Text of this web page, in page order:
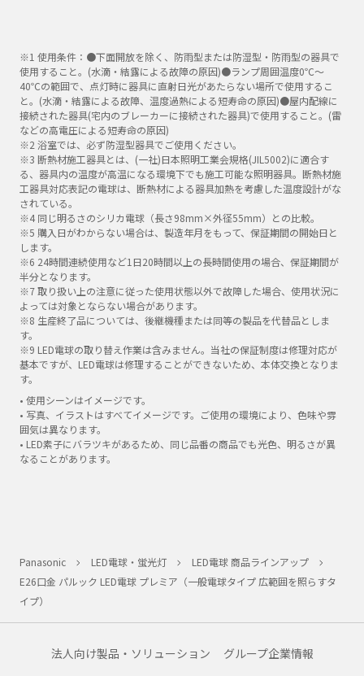
※1 使用条件：●下面開放を除く、防雨型または防湿型・防雨型の器具で
使用すること。(水滴・結露による故障の原因)●ランプ周囲温度0℃～
40℃の範囲で、点灯時に器具に直射日光があたらない場所で使用するこ
と。(水滴・結露による故障、温度過熱による短寿命の原因)●屋内配線に
接続された器具(宅内のブレーカーに接続された器具)で使用すること。(雷
などの高電圧による短寿命の原因)
※2 浴室では、必ず防湿型器具でご使用ください。
※3 断熱材施工器具とは、(一社)日本照明工業会規格(JIL5002)に適合す
る、器具内の温度が高温になる環境下でも施工可能な照明器具。断熱材施
工器具対応表記の電球は、断熱材による器具加熱を考慮した温度設計がな
されている。
※4 同じ明るさのシリカ電球（長さ98mm×外径55mm）との比較。
※5 購入日がわからない場合は、製造年月をもって、保証期間の開始日と
します。
※6 24時間連続使用など1日20時間以上の長時間使用の場合、保証期間が
半分となります。
※7 取り扱い上の注意に従った使用状態以外で故障した場合、使用状況に
よっては対象とならない場合があります。
※8 生産終了品については、後継機種または同等の製品を代替品としま
す。
※9 LED電球の取り替え作業は含みません。当社の保証制度は修理対応が
基本ですが、LED電球は修理することができないため、本体交換となりま
す。
• 使用シーンはイメージです。
• 写真、イラストはすべてイメージです。ご使用の環境により、色味や雰
囲気は異なります。
• LED素子にバラツキがあるため、同じ品番の商品でも光色、明るさが異
なることがあります。
Panasonic LED電球・蛍光灯
LED電球 商品ラインアップ
E26口金 パルック LED電球 プレミア（一般電球タイプ 広範囲を照らすタ
イプ）
法人向け製品・ソリューション グループ企業情報